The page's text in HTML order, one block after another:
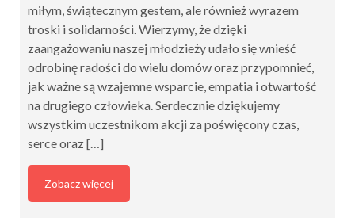
miłym, świątecznym gestem, ale również wyrazem
troski i solidarności. Wierzymy, że dzięki
zaangażowaniu naszej młodzieży udało się wnieść
odrobinę radości do wielu domów oraz przypomnieć,
jak ważne są wzajemne wsparcie, empatia i otwartość
na drugiego człowieka. Serdecznie dziękujemy
wszystkim uczestnikom akcji za poświęcony czas,
serce oraz […]
Zobacz więcej